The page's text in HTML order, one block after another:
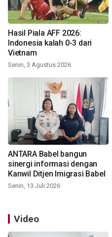
Hasil Piala AFF 2026:
Indonesia kalah 0-3 dari
Vietnam
Senin, 3 Agustus 2026
ANTARA Babel bangun
sinergi informasi dengan
Kanwil Ditjen Imigrasi Babel
Senin, 13 Juli 2026
Video